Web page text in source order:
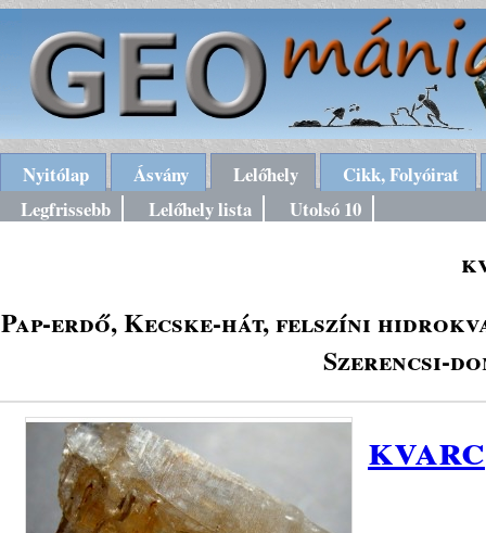
Nyitólap Ásvány Lelőhely
Cikk, Folyóirat
Legfrissebb
Lelőhely lista Utolsó 10
Pap-erdő, Kecske-hát, felszíni
Szerencsi-
kvarc